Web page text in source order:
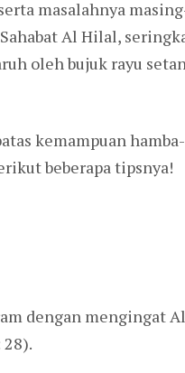
masalahnya
Al Hilal,
oleh bujuk rayu
kemampuan
beberapa tipsnya!
dengan mengingat